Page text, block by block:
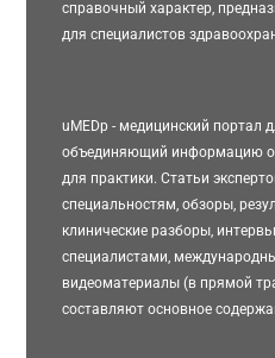
справочный характер,
для специалистов
uMEDp - медицинский портал
объединяющий информацию
для практики. Статьи
специальностям, обзоры,
клинические разборы,
специалистами,
видеоматериалы (в прямой
составляют основное